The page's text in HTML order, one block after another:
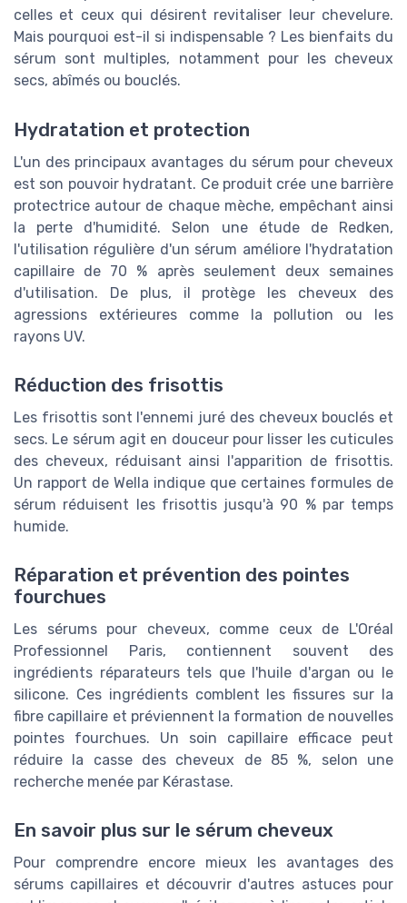
celles et ceux qui désirent revitaliser leur chevelure.
Mais pourquoi est-il si indispensable ? Les bienfaits du
sérum sont multiples, notamment pour les cheveux
secs, abîmés ou bouclés.
Hydratation et protection
L'un des principaux avantages du sérum pour cheveux
est son pouvoir hydratant. Ce produit crée une barrière
protectrice autour de chaque mèche, empêchant ainsi
la perte d'humidité. Selon une étude de Redken,
l'utilisation régulière d'un sérum améliore l'hydratation
capillaire de 70 % après seulement deux semaines
d'utilisation. De plus, il protège les cheveux des
agressions extérieures comme la pollution ou les
rayons UV.
Réduction des frisottis
Les frisottis sont l'ennemi juré des cheveux bouclés et
secs. Le sérum agit en douceur pour lisser les cuticules
des cheveux, réduisant ainsi l'apparition de frisottis.
Un rapport de Wella indique que certaines formules de
sérum réduisent les frisottis jusqu'à 90 % par temps
humide.
Réparation et prévention des pointes
fourchues
Les sérums pour cheveux, comme ceux de L'Oréal
Professionnel Paris, contiennent souvent des
ingrédients réparateurs tels que l'huile d'argan ou le
silicone. Ces ingrédients comblent les fissures sur la
fibre capillaire et préviennent la formation de nouvelles
pointes fourchues. Un soin capillaire efficace peut
réduire la casse des cheveux de 85 %, selon une
recherche menée par Kérastase.
En savoir plus sur le sérum cheveux
Pour comprendre encore mieux les avantages des
sérums capillaires et découvrir d'autres astuces pour